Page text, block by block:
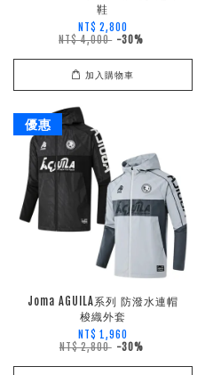
鞋
NT$ 2,800
NT$ 4,000 -30%
加入購物車
優惠
Joma AGUILA系列 防潑水連帽
梭織外套
NT$ 1,960
NT$ 2,800 -30%